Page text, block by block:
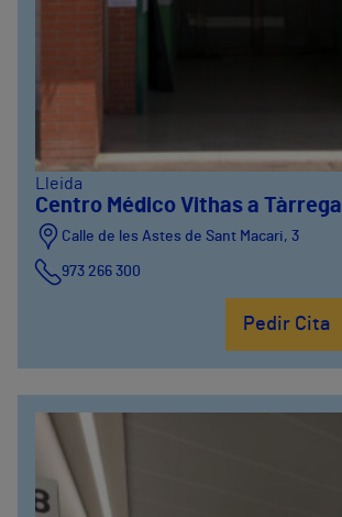
Lleida
Centro Médico Vithas a Tàrrega
Calle de les Astes de Sant Macari, 3
973 266 300
Pedir Cita